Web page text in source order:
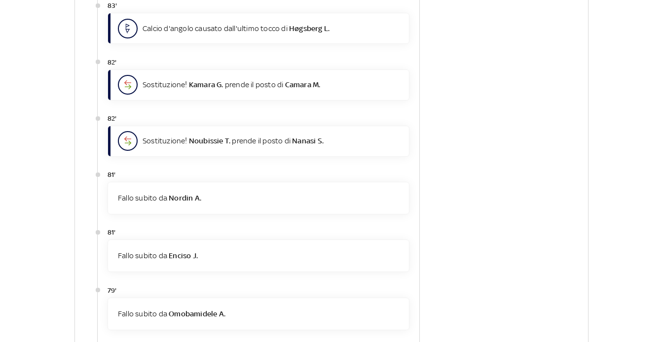
83'
Calcio d'angolo causato dall'ultimo tocco di Høgsberg L.
82'
Sostituzione! Kamara G. prende il posto di Camara M.
82'
Sostituzione! Noubissie T. prende il posto di Nanasi S.
81'
Fallo subito da Nordin A.
81'
Fallo subito da Enciso J.
79'
Fallo subito daOmobamidele A.